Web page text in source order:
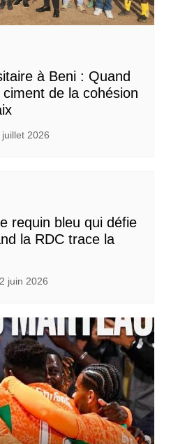
à Beni : Quand
de la cohésion
juillet 2026
requin bleu qui défie
la RDC trace la
juin 2026